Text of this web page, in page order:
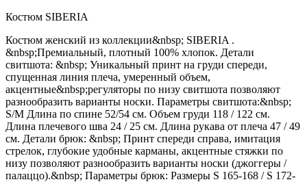
Костюм SIBERIA
Костюм женский из коллекции&nbsp; SIBERIA .
&nbsp;Премиальный, плотный 100% хлопок. Детали
свитшота: &nbsp; Уникальный принт на груди спереди,
спущенная линия плеча, умеренный объем,
акцентные&nbsp;регуляторы по низу свитшота позволяют
разнообразить варианты носки. Параметры свитшота:&nbsp;
S/M Длина по спине 52/54 см. Объем груди 118 / 122 см.
Длина плечевого шва 24 / 25 см. Длина рукава от плеча 47 / 49
см. Детали брюк: &nbsp; Принт спереди справа, имитация
стрелок, глубокие удобные карманы, акцентные стяжки по
низу позволяют разнообразить варианты носки (джоггеры /
палаццо).&nbsp; Параметры брюк: Размеры S 165-168 / S 172-